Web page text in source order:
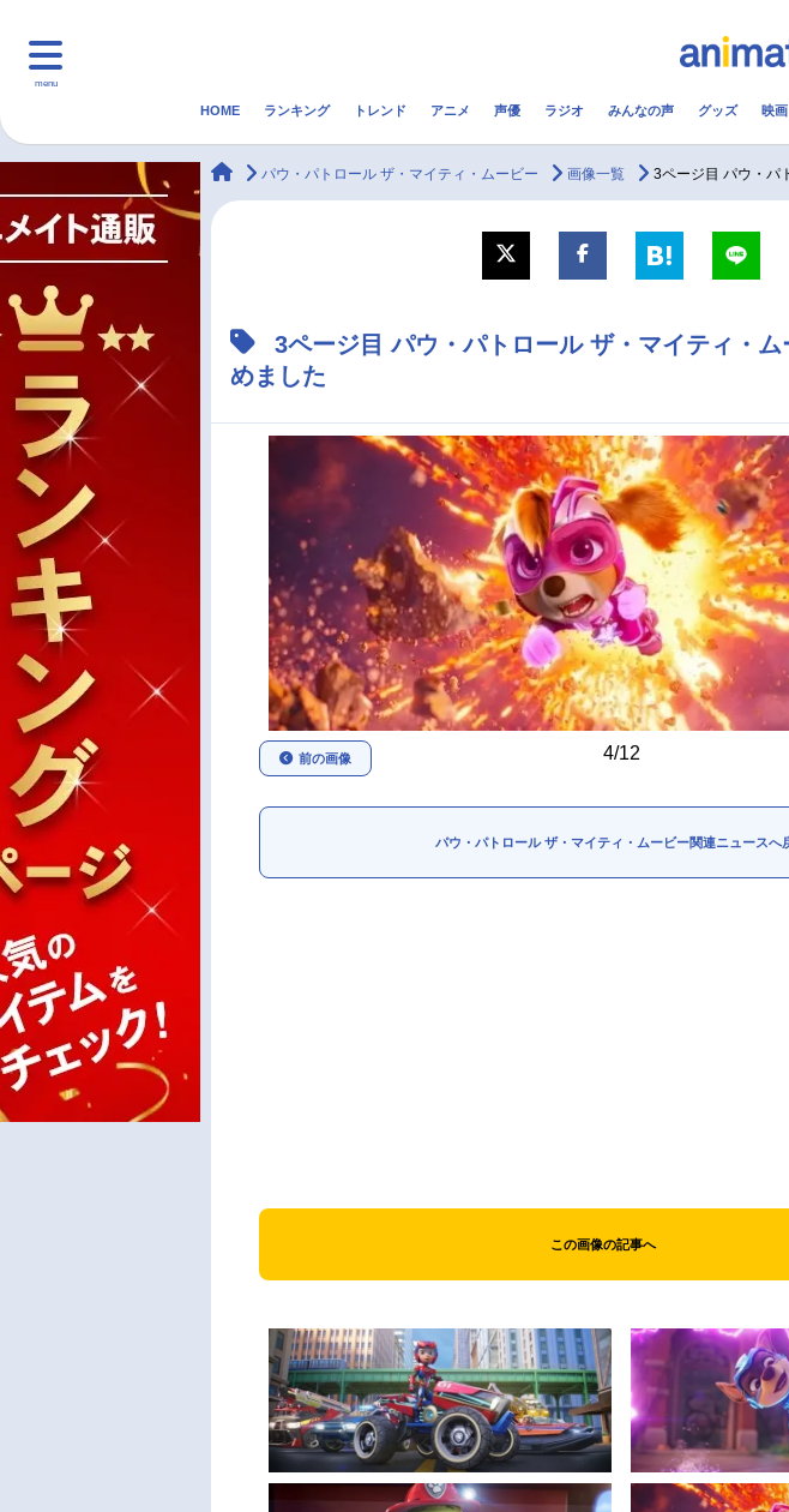
menu
マンガ・ラノベ 音楽
アニメ記事一覧 実写化映画一覧
HOME ランキング トレンド アニメ 声優 ラジオ みんなの声 グッズ 映画
animateTimes
パウ・パトロール ザ・マイティ・ムービー 画像一覧 3ページ目 パウ・パ
3ページ目 パウ・パトロール ザ・マイティ・ム
めました
4/12
前の画像
パウ・パトロール ザ・マイティ・ムービー関連ニュースへ
この画像の記事へ